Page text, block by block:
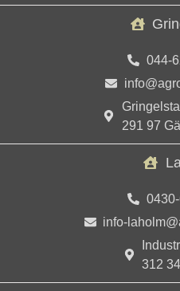
044-
291 97
info-
312